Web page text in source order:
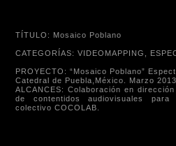
TÍTULO: Mosaico Poblano
CATEGORÍAS: VIDEOMAPPING,
PROYECTO: “Mosaico Poblano”
Catedral de Puebla,México. Marzo 2013.
ALCANCES: Colaboración en
de contentidos audiovisuales para
colectivo COCOLAB.